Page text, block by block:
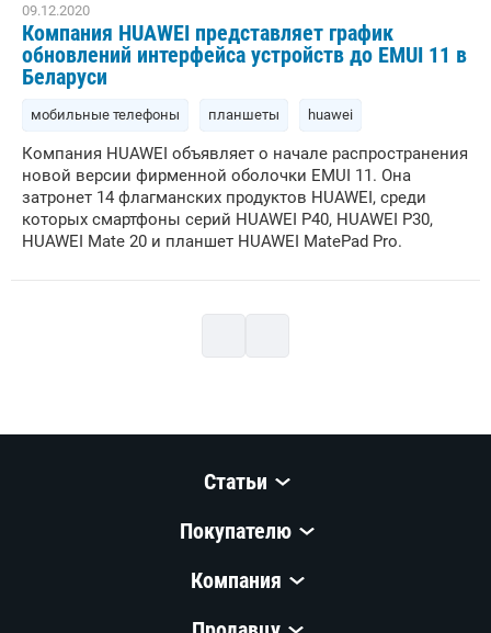
09.12.2020
Компания HUAWEI представляет график
обновлений интерфейса устройств до EMUI 11 в
Беларуси
мобильные телефоны планшеты huawei
Компания HUAWEI объявляет о начале распространения
новой версии фирменной оболочки EMUI 11. Она
затронет 14 флагманских продуктов HUAWEI, среди
которых смартфоны серий HUAWEI P40, HUAWEI P30,
HUAWEI Mate 20 и планшет HUAWEI MatePad Pro.
Статьи
Покупателю
Компания